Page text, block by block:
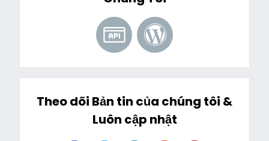
Theo dõi Bản tin của chúng tôi &
Luôn cập nhật